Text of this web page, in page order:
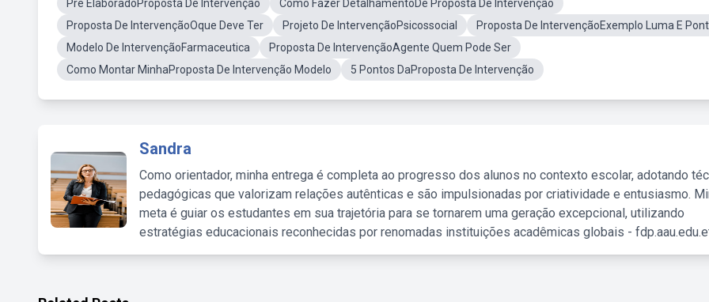
Pre ElaboradoProposta De Intervenção
Como Fazer DetalhamentoDe Proposta De Intervenção
Proposta De IntervençãoOque Deve Ter
Projeto De IntervençãoPsicossocial
Proposta De IntervençãoExemplo Luma E
Modelo De IntervençãoFarmaceutica
Proposta De IntervençãoAgente Quem Pode Ser
Como Montar MinhaProposta De Intervenção Modelo
5 Pontos DaProposta De Intervenção
Sandra
Como orientador, minha entrega é completa ao progresso dos alunos no contexto escolar, adotando
pedagógicas que valorizam relações autênticas e são impulsionadas por criatividade e entusiasmo.
meta é guiar os estudantes em sua trajetória para se tornarem uma geração excepcional, utilizando
estratégias educacionais reconhecidas por renomadas instituições acadêmicas globais -